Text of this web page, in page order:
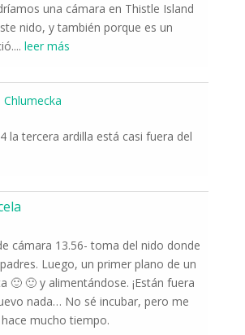
una cámara en Thistle Island
nido, y también porque es un
... leer más
Chlumecka
la tercera ardilla está casi fuera del
cámara 13.56- toma del nido donde
Luego, un primer plano de un
🙂 🙂 y alimentándose. ¡Están fuera
nada… No sé incubar, pero me
mucho tiempo.